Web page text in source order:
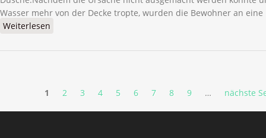
Wasser mehr von der Decke tropte, wurden die Bewohner an
Weiterlesen
1 2 3 4 5 6 7 8 9 … nächste